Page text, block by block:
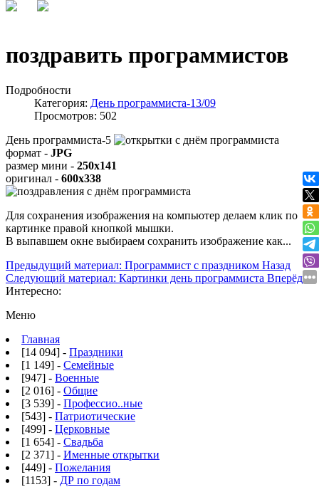
поздравить программистов
Подробности
Категория: День программиста-13/09
Просмотров: 502
День программиста-5
формат - JPG
размер мини - 250x141
оригинал - 600x338
Для сохранения изображения на компьютер делаем клик по
картинке правой кнопкой мышки.
В выпавшем окне выбираем сохранить изображение как...
Предыдущий материал: Программист с праздником Назад
Следующий материал: Картинки день программиста Вперёд
Интересно:
Меню
Главная
[14 094] - Праздники
[1 149] - Семейные
[947] - Военные
[2 016] - Общие
[3 539] - Профессио..ные
[543] - Патриотические
[499] - Церковные
[1 654] - Свадьба
[2 371] - Именные открытки
[449] - Пожелания
[1153] - ДР по годам